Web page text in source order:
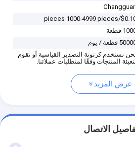
$0.10/pieces 1000-4999
قطعة
قطعة / يوم
نستخدم كرتونة التصدير القياسية أو نقوم
المنتجات وفقًا لمتطلبات عملائنا.
عرض المزيد
الاتصال